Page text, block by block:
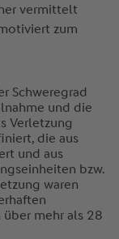
vermittelt
zum
Schweregrad
und die
Verletzung
die aus
und aus
bzw.
waren
mehr als 28